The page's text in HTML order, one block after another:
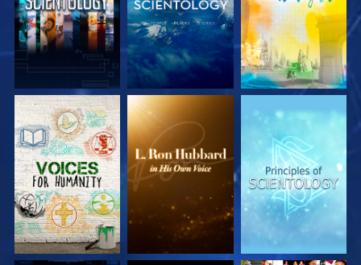
VERKEN DE SERIE VERKEN DE SERIE VERKEN DE SERIE